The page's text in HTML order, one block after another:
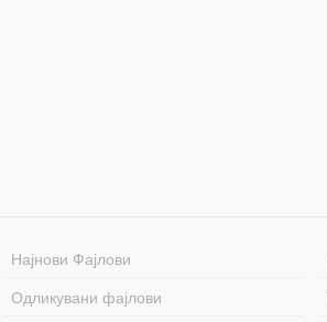
Најнови Фајлови
Одликувани фајлови